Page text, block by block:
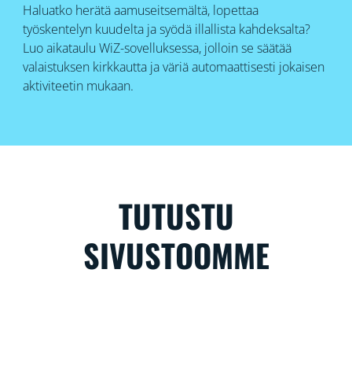
Haluatko herätä aamuseitsemältä, lopettaa
työskentelyn kuudelta ja syödä illallista kahdeksalta?
Luo aikataulu WiZ-sovelluksessa, jolloin se säätää
valaistuksen kirkkautta ja väriä automaattisesti jokaisen
aktiviteetin mukaan.
TUTUSTU
SIVUSTOOMME